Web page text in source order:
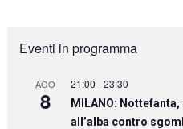
Eventi in programma
AGO
8
21:00 -23:30
MILANO:
all’alba contro